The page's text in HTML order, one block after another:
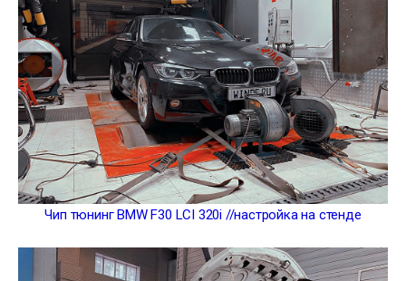
Чип тюнинг BMW F30 LCI 320i //настройка на стенде